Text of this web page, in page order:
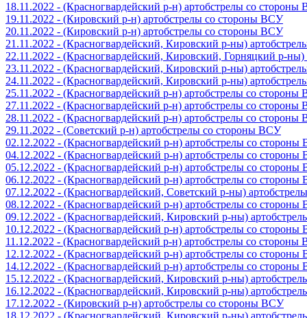
18.11.2022 - (Красногвардейский р-н) артобстрелы со стороны
19.11.2022 - (Кировский р-н) артобстрелы со стороны ВСУ
20.11.2022 - (Кировский р-н) артобстрелы со стороны ВСУ
21.11.2022 - (Красногвардейский, Кировский р-ны)
22.11.2022 - (Красногвардейский, Кировский, Горняцкий р-
23.11.2022 - (Красногвардейский, Кировский р-ны)
24.11.2022 - (Красногвардейский, Кировский р-ны)
25.11.2022 - (Красногвардейский р-н) артобстрелы со стороны
27.11.2022 - (Красногвардейский р-н) артобстрелы со стороны
28.11.2022 - (Красногвардейский р-н) артобстрелы со стороны
29.11.2022 - (Советский р-н) артобстрелы со стороны ВСУ
02.12.2022 - (Красногвардейский р-н) артобстрелы со
04.12.2022 - (Красногвардейский р-н) артобстрелы со
05.12.2022 - (Красногвардейский р-н) артобстрелы со
06.12.2022 - (Красногвардейский р-н) артобстрелы со
07.12.2022 - (Красногвардейский, Советский р-ны)
08.12.2022 - (Красногвардейский р-н) артобстрелы со
09.12.2022 - (Красногвардейский, Кировский р-ны)
10.12.2022 - (Красногвардейский р-н) артобстрелы со
11.12.2022 - (Красногвардейский р-н) артобстрелы со стороны
12.12.2022 - (Красногвардейский р-н) артобстрелы со
14.12.2022 - (Красногвардейский р-н) артобстрелы со
15.12.2022 - (Красногвардейский, Кировский р-ны)
16.12.2022 - (Красногвардейский, Кировский р-ны)
17.12.2022 - (Кировский р-н) артобстрелы со стороны ВСУ
18.12.2022 - (Красногвардейский, Кировский р-ны)